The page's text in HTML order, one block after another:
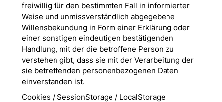
freiwillig für den bestimmten Fall in informierter
Weise und unmissverständlich abgegebene
Willensbekundung in Form einer Erklärung oder
einer sonstigen eindeutigen bestätigenden
Handlung, mit der die betroffene Person zu
verstehen gibt, dass sie mit der Verarbeitung der
sie betreffenden personenbezogenen Daten
einverstanden ist.
Cookies / SessionStorage / LocalStorage